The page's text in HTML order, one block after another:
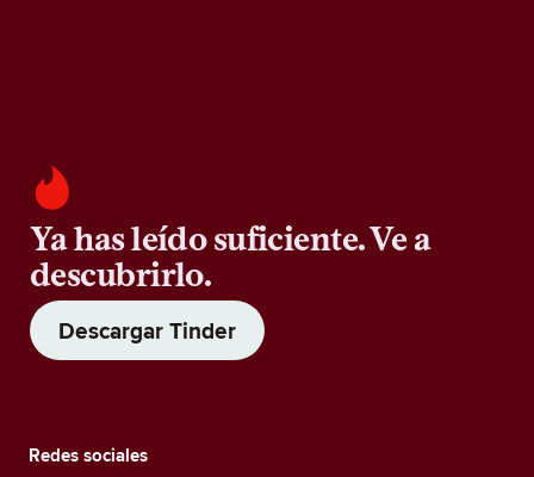
Ya has leído suficiente. Ve a
descubrirlo.
Descargar Tinder
Redes sociales